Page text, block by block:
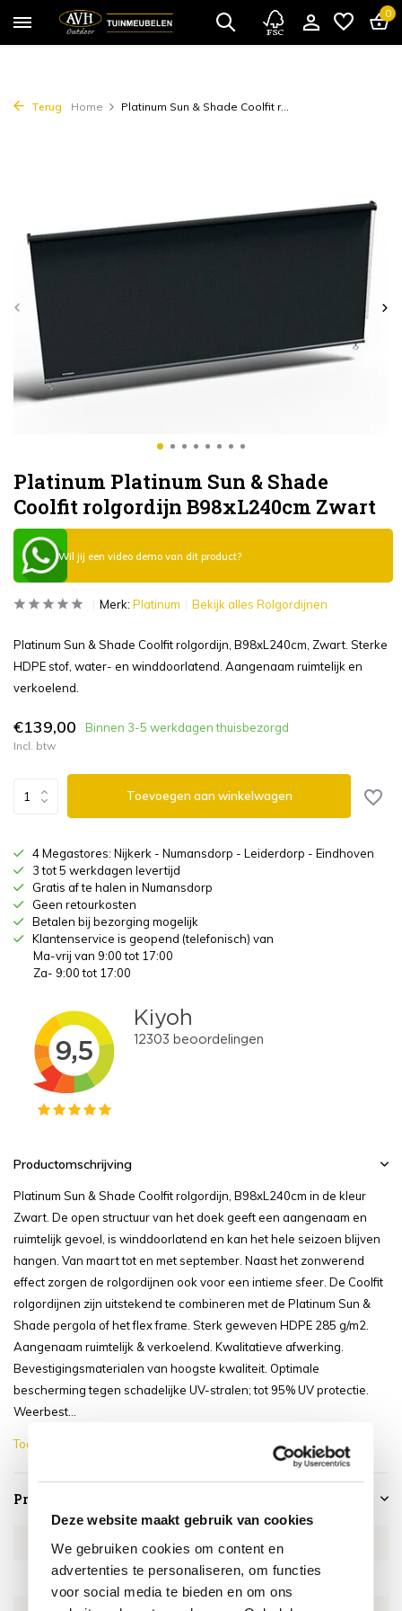
Deze website maakt gebruik van cookies
We gebruiken cookies om content en
advertenties te personaliseren, om functies
voor social media te bieden en om ons
0
Terug Home Platinum Sun & Shade Coolfit r...
Platinum Platinum Sun & Shade
Coolfit rolgordijn B98xL240cm Zwart
Wil jij een video demo van dit product?
Merk: Platinum Bekijk alles Rolgordijnen
Platinum Sun & Shade Coolfit rolgordijn, B98xL240cm, Zwart. Sterke
HDPE stof, water- en winddoorlatend. Aangenaam ruimtelijk en
verkoelend.
€139,00 Binnen 3-5 werkdagen thuisbezorgd
Incl. btw
Toevoegen aan winkelwagen
4 Megastores: Nijkerk - Numansdorp - Leiderdorp - Eindhoven
3 tot 5 werkdagen levertijd
Gratis af te halen in Numansdorp
Geen retourkosten
Betalen bij bezorging mogelijk
Klantenservice is geopend (telefonisch) van
Ma-vrij van 9:00 tot 17:00
Za- 9:00 tot 17:00
Productomschrijving
Platinum Sun & Shade Coolfit rolgordijn, B98xL240cm in de kleur
Zwart. De open structuur van het doek geeft een aangenaam en
ruimtelijk gevoel, is winddoorlatend en kan het hele seizoen blijven
hangen. Van maart tot en met september. Naast het zonwerend
effect zorgen de rolgordijnen ook voor een intieme sfeer. De Coolfit
rolgordijnen zijn uitstekend te combineren met de Platinum Sun &
Shade pergola of het flex frame. Sterk geweven HDPE 285 g/m2.
Aangenaam ruimtelijk & verkoelend. Kwalitatieve afwerking.
Bevestigingsmaterialen van hoogste kwaliteit. Optimale
bescherming tegen schadelijke UV-stralen; tot 95% UV protectie.
Weerbest...
Toon meer
Productspecificaties
Artikelnummer 1700D
SKU 1700D